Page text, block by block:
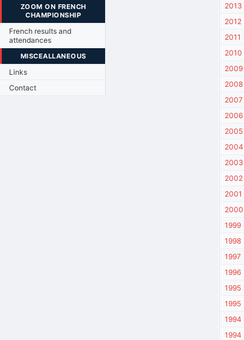
ZOOM ON FRENCH
CHAMPIONSHIP
French results and
attendances
MISCEALLANEOUS
Links
Contact
2013
2012
2011
2010
2009
2008
2007
2006
2005
2004
2003
2002
2001
2000
1999
1998
1997
1996
1995
1995
1994
1994